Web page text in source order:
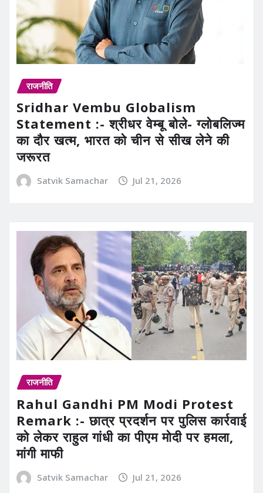
राजनीति
Sridhar Vembu Globalism
Statement :- श्रीधर वेम्बू बोले- ग्लोबलिज्म
का दौर खत्म, भारत को चीन से सीख लेने की
जरूरत
Satvik Samachar Jul 21, 2026
राजनीति
Rahul Gandhi PM Modi Protest
Remark :- छात्र प्रदर्शन पर पुलिस कार्रवाई
को लेकर राहुल गांधी का पीएम मोदी पर हमला,
मांगी माफी
Satvik Samachar Jul 21, 2026